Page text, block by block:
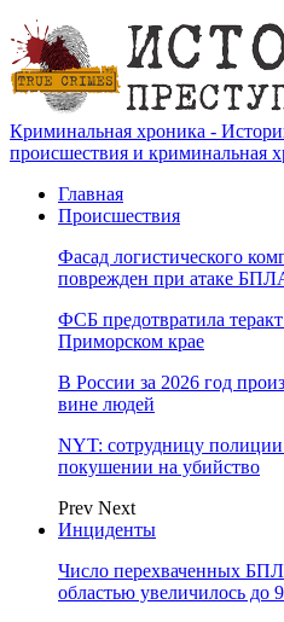
Криминальная хроника -
происшествия и криминальная
Главная
Происшествия
Фасад логистического
поврежден при атаке
ФСБ предотвратила
Приморском крае
В России за 2026 год
вине людей
NYT: сотрудницу
покушении на убийство
Prev Next
Инциденты
Число перехваченных
областью увеличилось до